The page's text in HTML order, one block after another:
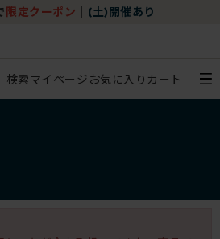
限定クーポン (土)開催あり
検索マイページ お気に入り カート